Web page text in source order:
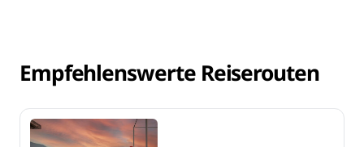
Empfehlenswerte Reiserouten